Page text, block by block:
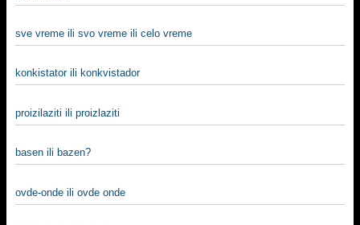
sve vreme ili svo vreme ili celo vreme
konkistator ili konkvistador
proizilaziti ili proizlaziti
basen ili bazen?
ovde-onde ili ovde onde